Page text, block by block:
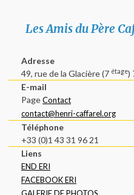
Les Amis du Père
Adresse
49, rue de la Glacière (7 étage)
E-mail
PageContact
contact@henri-caffarel.org
Téléphone
+33 (0)1 43 31 96 21
Liens
END ERI
FACEBOOK ERI